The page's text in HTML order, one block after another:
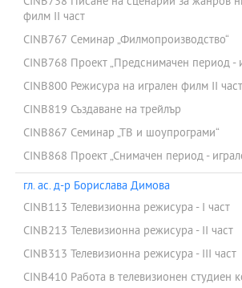
филм II част
CINB767 Семинар „Филмопроизводство“
CINB768 Проект „Предснимачен период -
CINB800 Режисура на игрален филм II част
CINB819 Създаване на трейлър
CINB867 Семинар „ТВ и шоупрограми“
CINB868 Проект „Снимачен период -
гл. ас. д-р Борислава Димова
CINB113 Телевизионна режисура - I част
CINB213 Телевизионна режисура - II част
CINB313 Телевизионна режисура - III част
CINB410 Работа в телевизионен студиен